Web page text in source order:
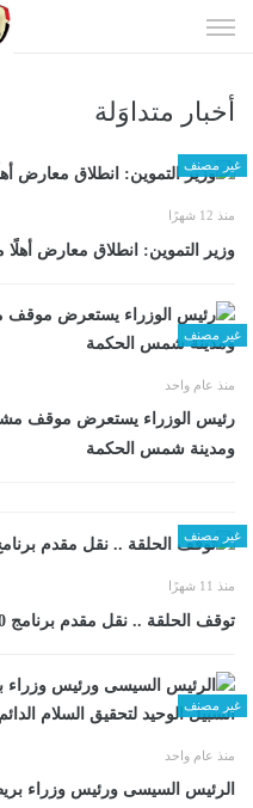
الى
أخبار متداوَلة
غير مصنف
منذ 12 شهرًا
وزير التموين: انطلاق معارض أهلًا مدارس 2025 اعتبارا
غير مصنف
منذ عام واحد
رئيس الوزراء يستعرض موقف
ومدينة شمس الحكمة
غير مصنف
منذ 11 شهرًا
توقف الحلقة .. نقل مقدم برنامج 90 دقيقة إلى المستشفى في وعكة
غير مصنف
منذ عام واحد
الرئيس السيسى ورئيس وزراء